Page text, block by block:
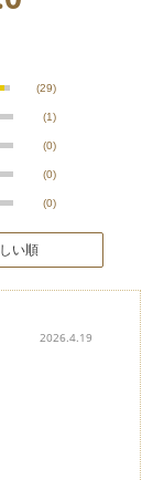
(29)
(1)
(0)
(0)
(0)
い順
2026.4.19